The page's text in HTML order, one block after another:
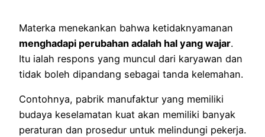
Materka menekankan bahwa ketidaknyamanan
menghadapi perubahan adalah hal yang wajar.
Itu ialah respons yang muncul dari karyawan dan
tidak boleh dipandang sebagai tanda kelemahan.
Contohnya, pabrik manufaktur yang memiliki
budaya keselamatan kuat akan memiliki banyak
peraturan dan prosedur untuk melindungi pekerja.